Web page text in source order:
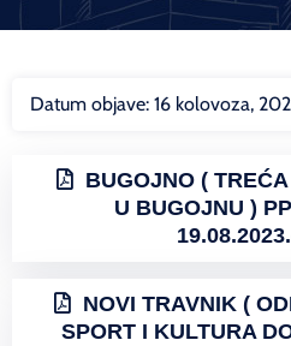
Datum objave: 16 kolovoza,
BUGOJNO (
U BUGOJNU )
NOVI TRAVNIK (
SPORT I KULTURA